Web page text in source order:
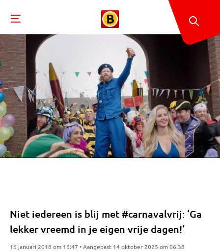
Niet iedereen is blij met #carnavalvrij: ‘Ga
lekker vreemd in je eigen vrije dagen!‘
16 januari 2018 om 16:47 • Aangepast 14 oktober 2025 om 06:38